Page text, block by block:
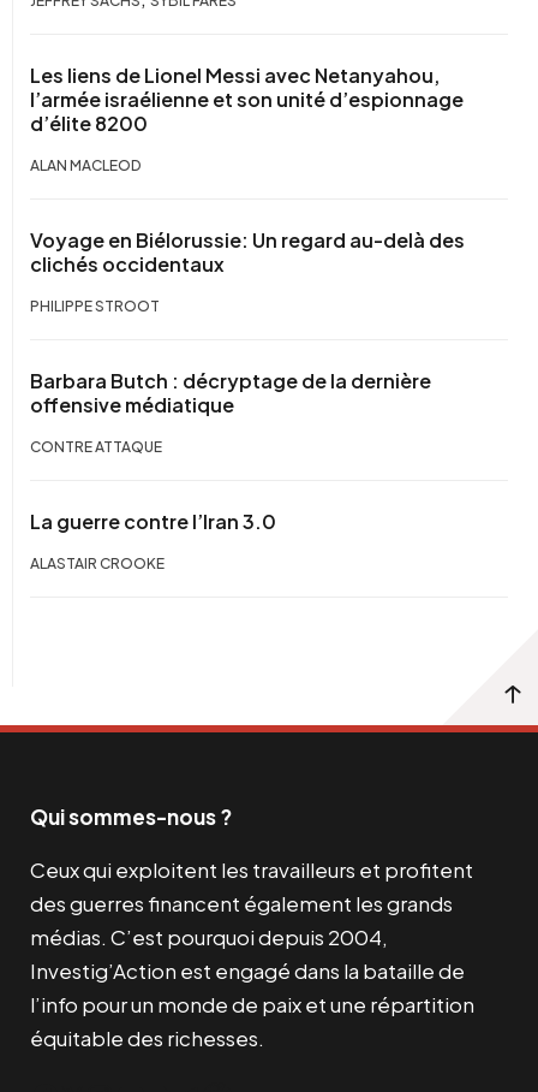
Les liens de Lionel Messi avec Netanyahou,
l’armée israélienne et son unité d’espionnage
d’élite 8200
ALAN MACLEOD
Voyage en Biélorussie: Un regard au-delà des
clichés occidentaux
PHILIPPE STROOT
Barbara Butch : décryptage de la dernière
offensive médiatique
CONTRE ATTAQUE
La guerre contre l’Iran 3.0
ALASTAIR CROOKE
Qui sommes-nous ?
Ceux qui exploitent les travailleurs et profitent
des guerres financent également les grands
médias. C’est pourquoi depuis 2004,
Investig’Action est engagé dans la bataille de
l’info pour un monde de paix et une répartition
équitable des richesses.